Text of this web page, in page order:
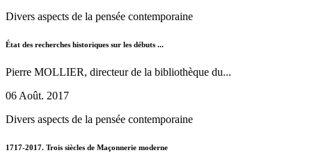
Divers aspects de la pensée contemporaine
État des recherches historiques sur les débuts ...
Pierre MOLLIER, directeur de la bibliothèque du...
06 Août. 2017
Divers aspects de la pensée contemporaine
1717-2017. Trois siècles de Maçonnerie moderne